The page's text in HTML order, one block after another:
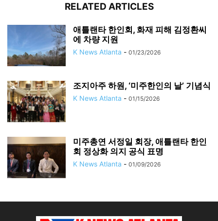
RELATED ARTICLES
애틀랜타 한인회, 화재 피해 김정환씨
에 차량 지원
K News Atlanta - 01/23/2026
조지아주 하원, ‘미주한인의 날’ 기념식
K News Atlanta - 01/15/2026
미주총연 서정일 회장, 애틀랜타 한인
회 정상화 의지 공식 표명
K News Atlanta - 01/09/2026